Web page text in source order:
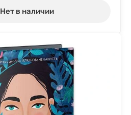
Нет в наличии